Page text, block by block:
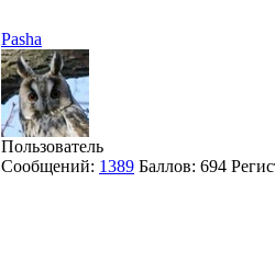
Pasha
Пользователь
Сообщений: 1389 Баллов: 694